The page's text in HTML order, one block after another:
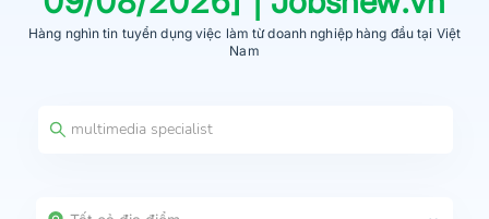
Hàng nghìn tin tuyển dụng việc làm từdoanh nghiệp hàng đầu tại Việt
Nam